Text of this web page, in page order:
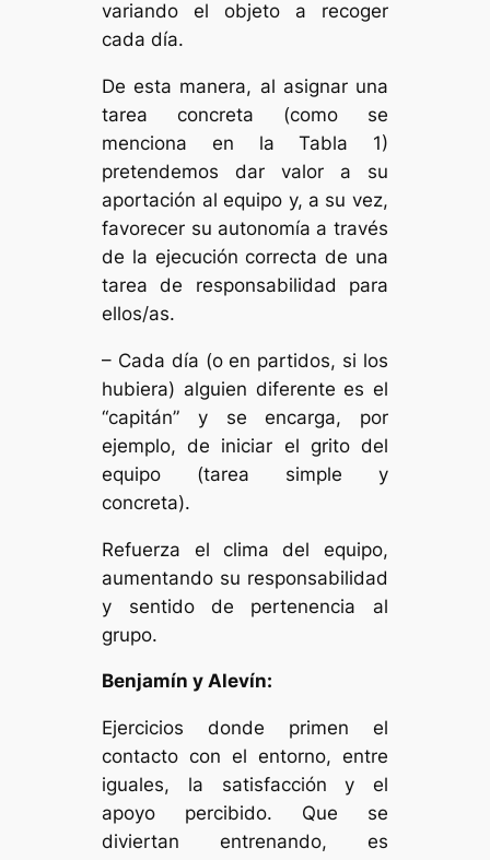
variando el objeto a recoger
cada día.
De esta manera, al asignar una
tarea concreta (como se
menciona en la Tabla 1)
pretendemos dar valor a su
aportación al equipo y, a su vez,
favorecer su autonomía a través
de la ejecución correcta de una
tarea de responsabilidad para
ellos/as.
– Cada día (o en partidos, si los
hubiera) alguien diferente es el
“capitán” y se encarga, por
ejemplo, de iniciar el grito del
equipo (tarea simple y
concreta).
Refuerza el clima del equipo,
aumentando su responsabilidad
y sentido de pertenencia al
grupo.
Benjamín y Alevín:
Ejercicios donde primen el
contacto con el entorno, entre
iguales, la satisfacción y el
apoyo percibido. Que se
diviertan entrenando, es